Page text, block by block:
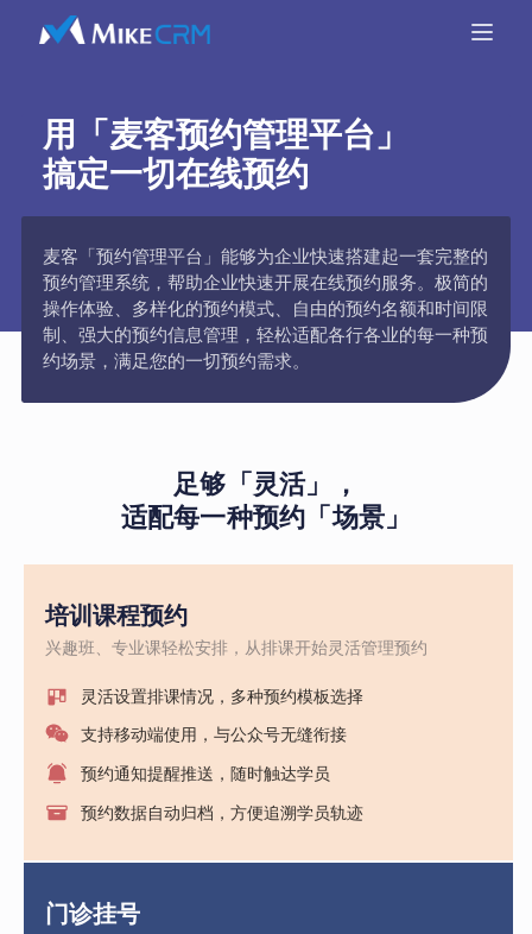
用「麦客预约管理平台」
搞定一切在线预约
麦客「预约管理平台」能够为企业快速搭建起一套完整的
预约管理系统，帮助企业快速开展在线预约服务。极简的
操作体验、多样化的预约模式、自由的预约名额和时间限
制、强大的预约信息管理，轻松适配各行各业的每一种预
约场景，满足您的一切预约需求。
足够「灵活」，
适配每一种预约「场景」
培训课程预约
兴趣班、专业课轻松安排，从排课开始灵活管理预约
灵活设置排课情况，多种预约模板选择
支持移动端使用，与公众号无缝衔接
预约通知提醒推送，随时触达学员
预约数据自动归档，方便追溯学员轨迹
门诊挂号